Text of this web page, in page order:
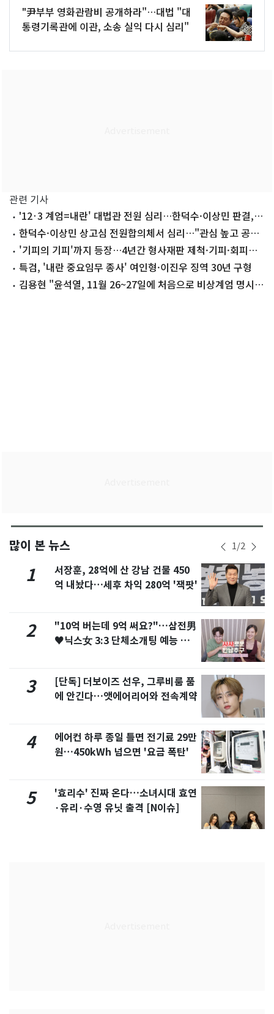
"尹부부 영화관람비 공개하라"…대법 "대
통령기록관에 이관, 소송 실익 다시 심리"
관련 기사
'12·3 계엄=내란' 대법관 전원 심리…한덕수·이상민 판결,
내란 기준된다
한덕수·이상민 상고심 전원합의체서 심리…"관심 높고 공범
관계"(종합)
'기피의 기피'까지 등장…4년간 형사재판 제척·기피·회피
1.5배↑
특검, '내란 중요임무 종사' 여인형·이진우 징역 30년 구형
김용현 "윤석열, 11월 26~27일에 처음으로 비상계엄 명시적
많이 본 뉴스 1/2
1
서장훈, 28억에 산 강남 건물 450
억 내놨다…세후 차익 280억 '잭팟'
2
"10억 버는데 9억 써요?"…삼전男
♥닉스女 3:3 단체소개팅 예능 화
3
[단독] 더보이즈 선우, 그루비룸 품
에 안긴다…앳에어리어와 전속계약
4
에어컨 하루 종일 틀면 전기료 29만
원…450kWh 넘으면 '요금 폭탄'
5
'효리수' 진짜 온다…소녀시대 효연
·유리·수영 유닛 출격 [N이슈]